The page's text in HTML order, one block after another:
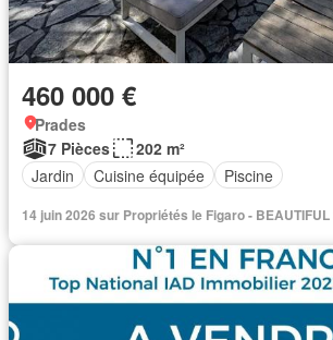
460 000 €
Prades
7 Pièces
202 m²
Jardin
Cuisine équipée Piscine
14 juin 2026 sur Propriétés le Figaro - BEAUTIFUL